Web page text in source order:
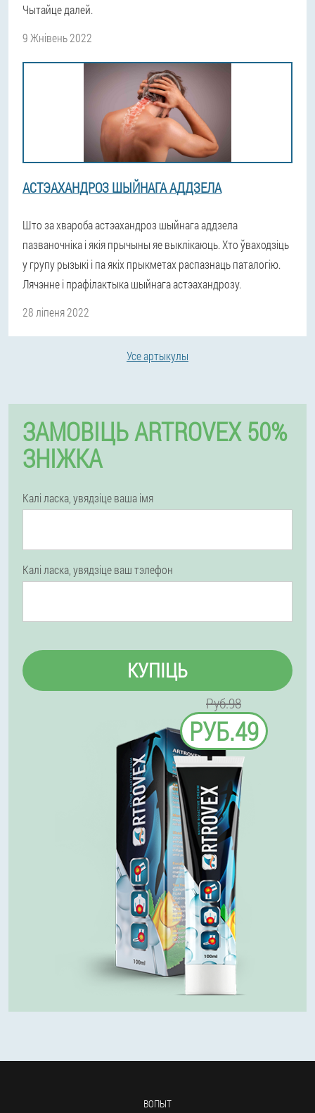
Чытайце далей.
9 Жнівень 2022
АСТЭАХАНДРОЗ ШЫЙНАГА АДДЗЕЛА
Што за хвароба астэахандроз шыйнага аддзела
пазваночніка і якія прычыны яе выклікаюць. Хто ўваходзіць
у групу рызыкі і па якіх прыкметах распазнаць паталогію.
Лячэнне і прафілактыка шыйнага астэахандрозу.
28 ліпеня 2022
Усе артыкулы
ЗАМОВІЦЬ ARTROVEX 50%
ЗНІЖКА
Калі ласка, увядзіце ваша імя
Калі ласка, увядзіце ваш тэлефон
КУПІЦЬ
Руб.98
РУБ.49
ВОПЫТ